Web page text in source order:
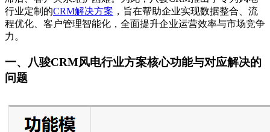
行业定制的CRM解决方案 ，旨在帮助企业实现数据整合、流
程优化、客户管理智能化，全面提升企业运营效率与市场竞争
力。
一、八骏CRM风电行业方案核心功能与对应解决的
问题